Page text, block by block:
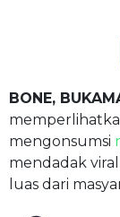
BONE,
mengonsumsi
mendadak
luas dari